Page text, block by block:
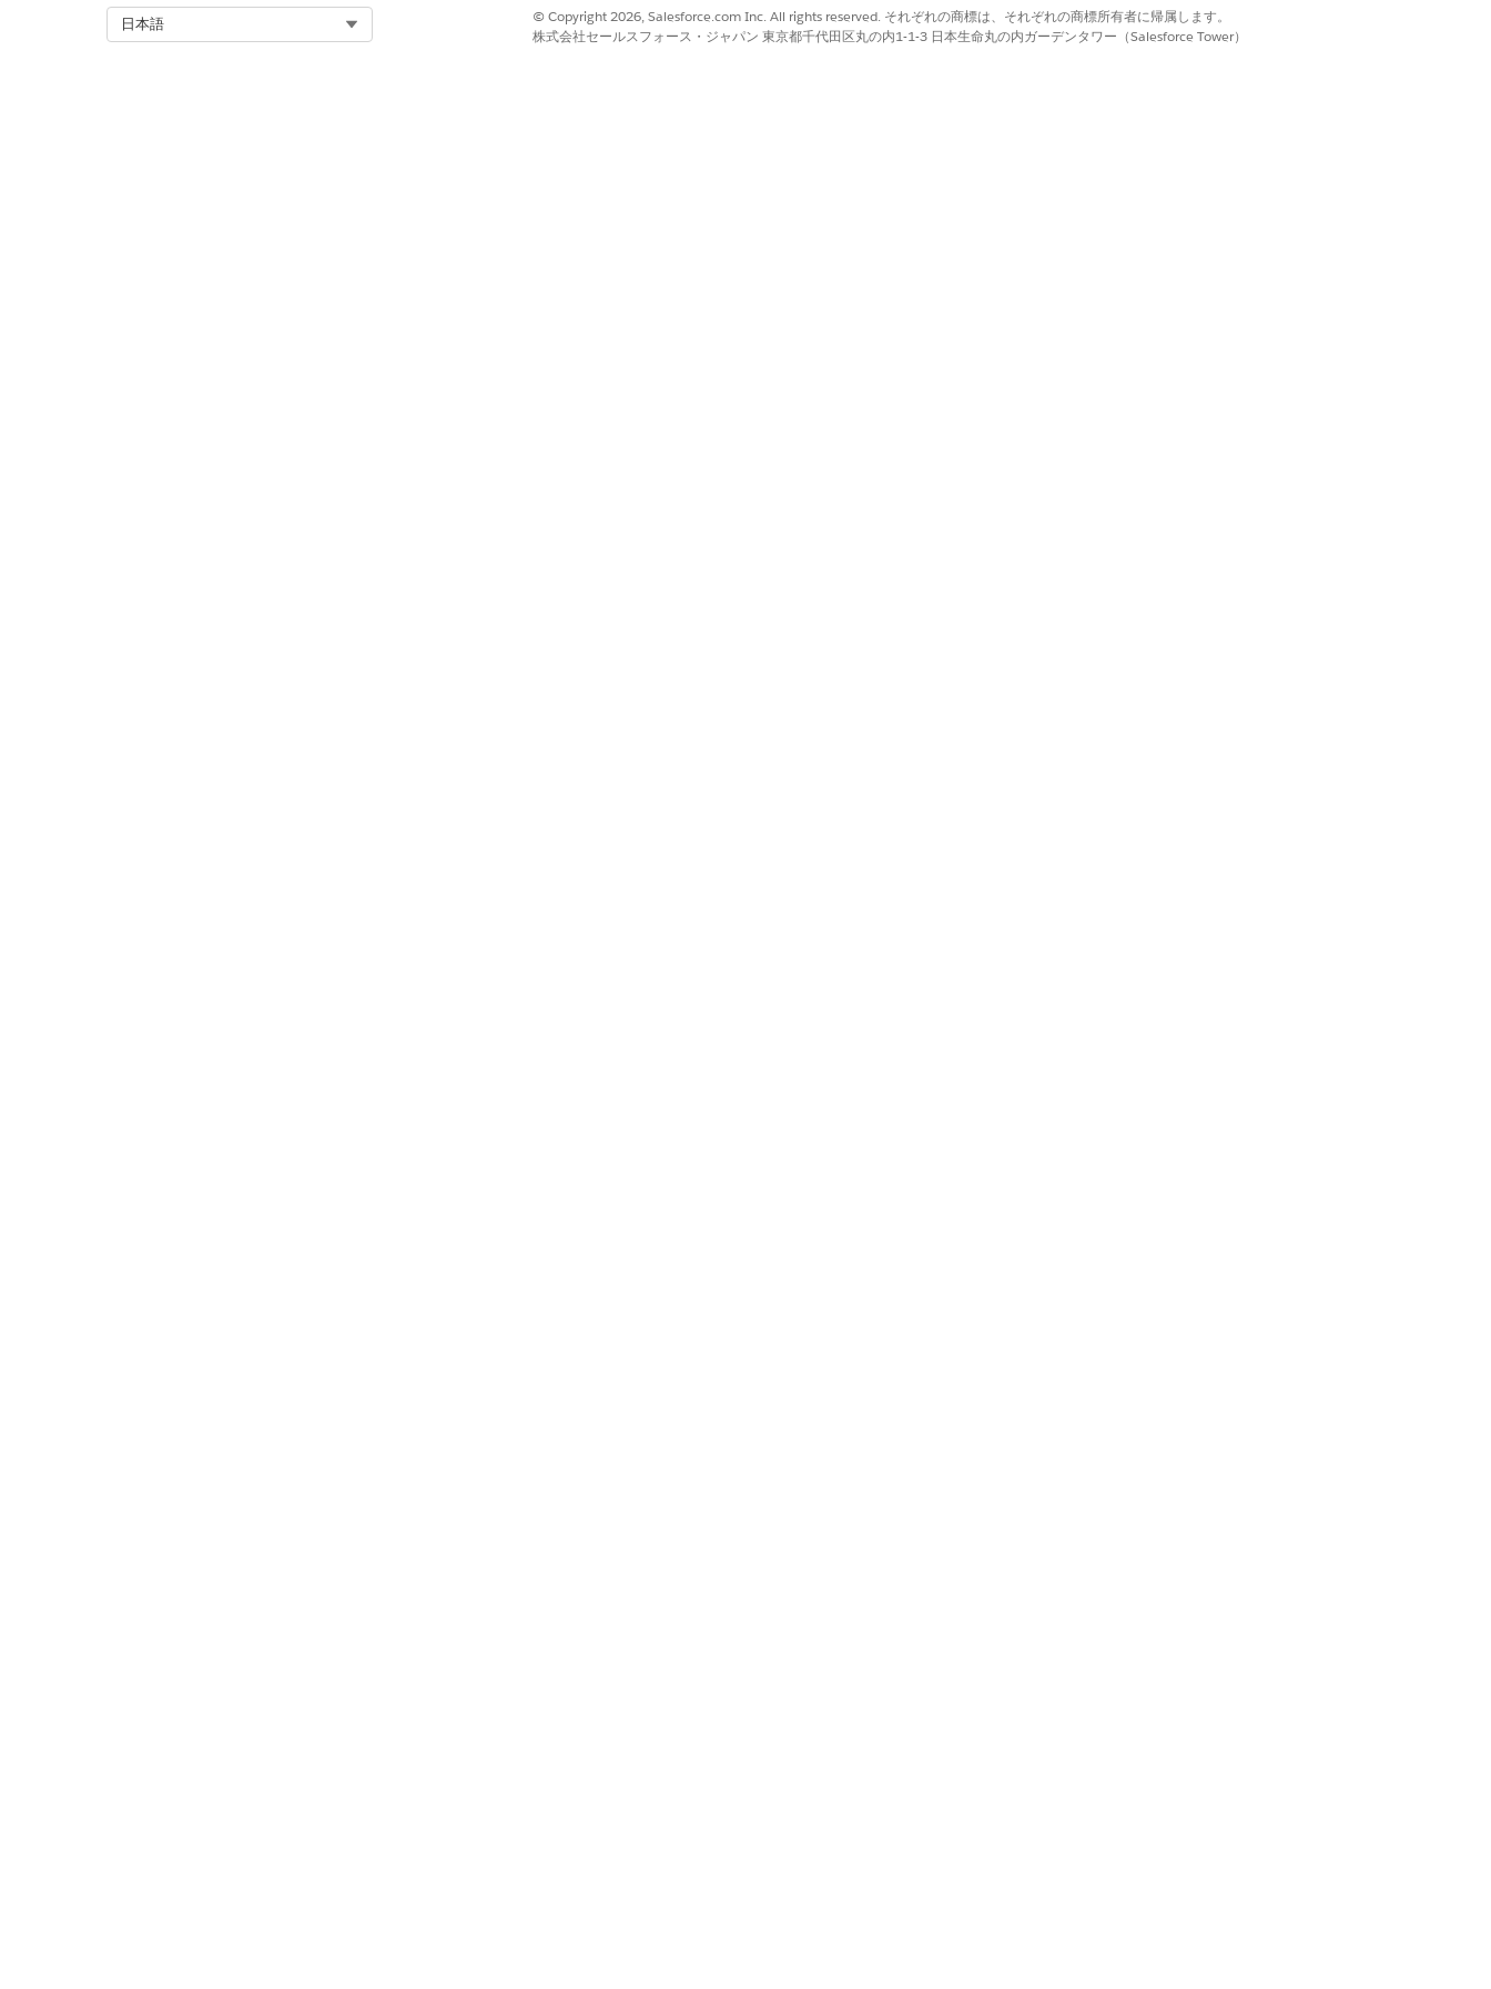
この記事で問題は解決されましたか?
ご意見をお待ちしております。
はい
日本語
© Copyright 2026, Salesforce.com Inc. All rights reserved. それぞれの商標は、それぞれの商標所有者に帰属します。
株式会社セールスフォース・ジャパン 東京都千代田区丸の内1-1-3 日本生命丸の内ガーデンタワー（Salesforce Tower）